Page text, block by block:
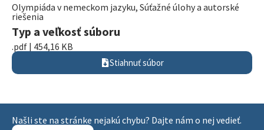
Olympiáda v nemeckom jazyku, Súťažné úlohy a autorské
riešenia
Typ a veľkosť súboru
.pdf | 454,16 KB
Stiahnuť súbor
Našli ste na stránke nejakú chybu? Dajte nám o nej vedieť.